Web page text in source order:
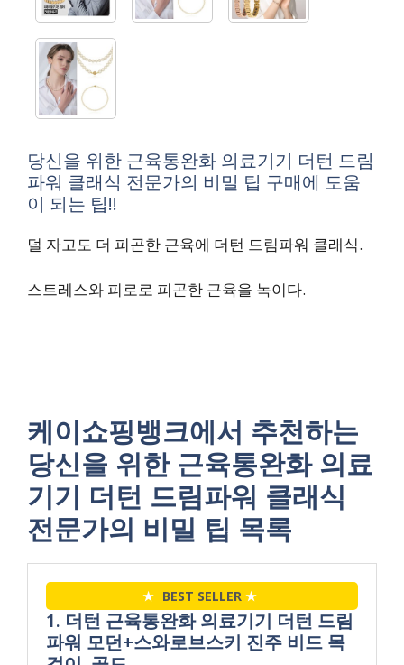
당신을 위한 근육통완화 의료기기 더턴 드림
파워 클래식 전문가의 비밀 팁 구매에 도움
이 되는 팁!!
덜 자고도 더 피곤한 근육에 더턴 드림파워 클래식.
스트레스와 피로로 피곤한 근육을 녹이다.
케이쇼핑뱅크에서 추천하는
당신을 위한 근육통완화 의료
기기 더턴 드림파워 클래식
전문가의 비밀 팁 목록
★ BEST SELLER ★
1. 더턴 근육통완화 의료기기 더턴 드림
파워 모던+스와로브스키 진주 비드 목